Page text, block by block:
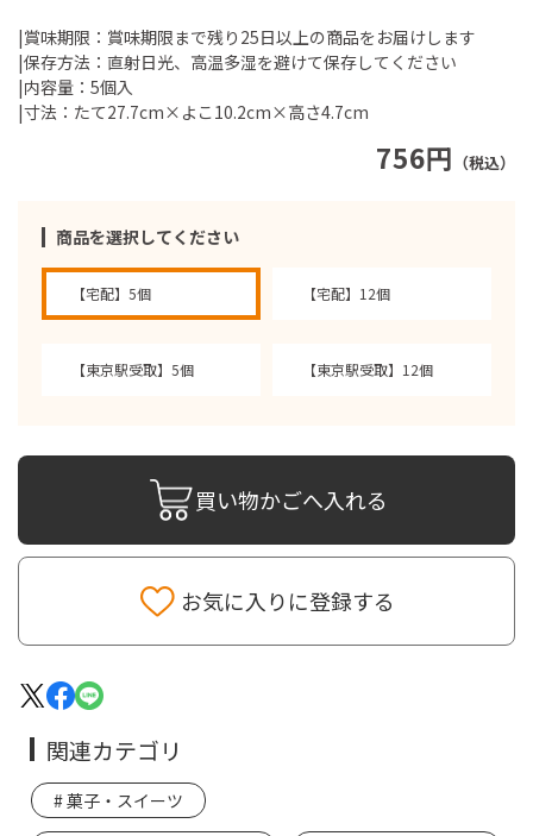
756円 （税込）
商品を選択してください
【宅配】5個 【宅配】12個
【東京駅受取】5個 【東京駅受取】12個
|賞味期限：賞味期限まで残り25日以上の商品をお届けします
|保存方法：直射日光、高温多湿を避けて保存してください
|内容量：5個入
|寸法：たて27.7cm×よこ10.2cm×高さ4.7cm
買い物かごへ入れる
お気に入りに登録する
関連カテゴリ
菓子・スイーツ